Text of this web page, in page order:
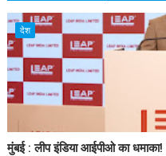
देश
मुंबई : लीप इंडिया आईपीओ का